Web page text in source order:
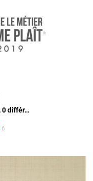
0 différ…